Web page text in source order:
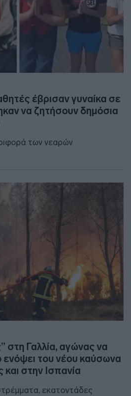
έβρισαν γυναίκα σε
να ζητήσουν δημόσια
των νεαρών
στη Γαλλία, αγώνας να
του νέου καύσωνα
στην Ισπανία
εκατοντάδες